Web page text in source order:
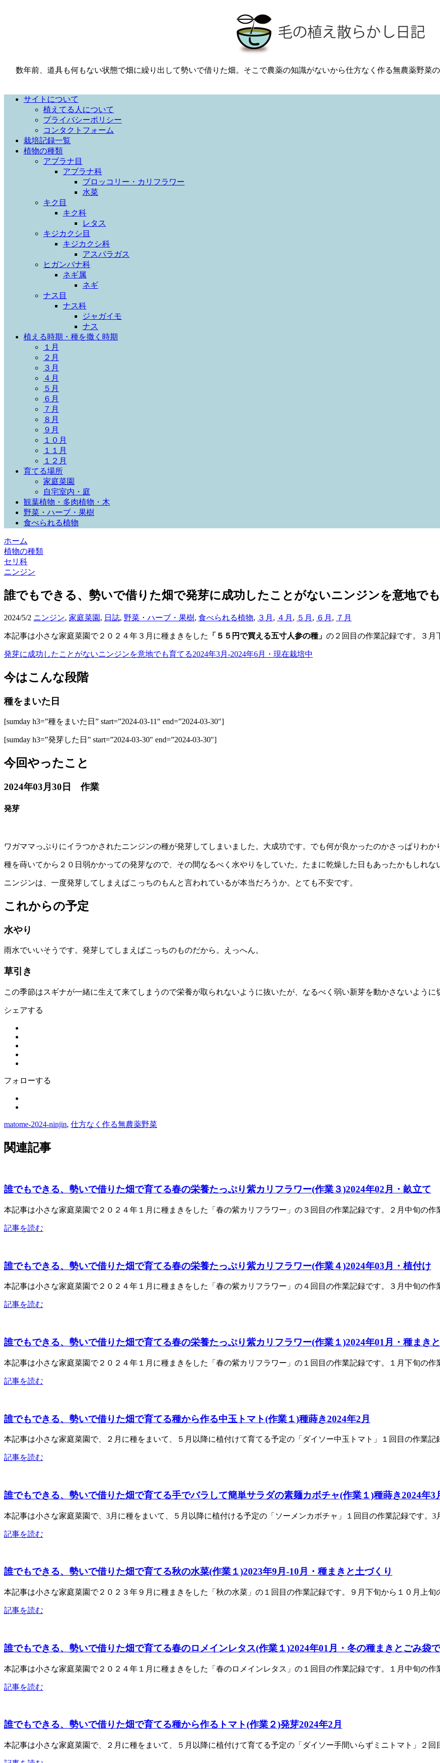
数年前、道具も何もない状態で畑に繰り出して勢いで借りた畑。そこで農薬の知識がないから仕方なく作る無農薬野菜
サイトについて
植えてる人について
プライバシーポリシー
コンタクトフォーム
栽培記録一覧
植物の種類
アブラナ目
アブラナ科
ブロッコリー・カリフラワー
水菜
キク目
キク科
レタス
キジカクシ目
キジカクシ科
アスパラガス
ヒガンバナ科
ネギ属
ネギ
ナス目
ナス科
ジャガイモ
ナス
植える時期・種を撒く時期
１月
２月
３月
４月
５月
６月
７月
８月
９月
１０月
１１月
１２月
育てる場所
家庭菜園
自宅室内・庭
観葉植物・多肉植物・木
野菜・ハーブ・果樹
食べられる植物
ホーム
植物の種類
セリ科
ニンジン
誰でもできる、勢いで借りた畑で発芽に成功したことがないニンジンを意地で
2024/5/2 ニンジン, 家庭菜園 , 日誌, 野菜・ハーブ・果樹, 食べられる植物, ３月 , ４月 , ５月 , ６月 , ７月
本記事は小さな家庭菜園で２０２４年３月に種まきをした 「５５円で買える五寸人参の種」 の２回目の作業記録です。３月
発芽に成功したことがないニンジンを意地でも育てる2024年3月-2024年6月・現在栽培中
今はこんな段階
種をまいた日
[sumday h3=”種をまいた日” start=”2024-03-11″ end=”2024-03-30″]
[sumday h3=”発芽した日” start=”2024-03-30″ end=”2024-03-30″]
今回やったこと
2024年03月30日 作業
発芽
ワガママっぷりにイラつかされたニンジンの種が発芽してしまいました。大成功です。でも何が良かったのかさっぱりわか
種を蒔いてから２０日弱かかっての発芽なので、その間なるべく水やりをしていた。たまに乾燥した日もあったかもしれな
ニンジンは、一度発芽してしまえばこっちのもんと言われているが本当だろうか。とても不安です。
これからの予定
水やり
雨水でいいそうです。発芽してしまえばこっちのものだから。えっへん。
草引き
この季節はスギナが一緒に生えて来てしまうので栄養が取られないように抜いたが、なるべく弱い新芽を動かさないように
シェアする
フォローする
matome-2024-ninjin, 仕方なく作る無農薬野菜
関連記事
誰でもできる、勢いで借りた畑で育てる春の栄養たっぷり紫カリフラワー(作業３)2024年02月・畝立て
本記事は小さな家庭菜園で２０２４年１月に種まきをした「春の紫カリフラワー」の３回目の作業記録です。２月中旬の作
記事を読む
誰でもできる、勢いで借りた畑で育てる春の栄養たっぷり紫カリフラワー(作業４)2024年03月・植付け
本記事は小さな家庭菜園で２０２４年１月に種まきをした「春の紫カリフラワー」の４回目の作業記録です。３月中旬の作
記事を読む
誰でもできる、勢いで借りた畑で育てる春の栄養たっぷり紫カリフラワー(作業１)2024年01月・種まき
本記事は小さな家庭菜園で２０２４年１月に種まきをした「春の紫カリフラワー」の１回目の作業記録です。１月下旬の作
記事を読む
誰でもできる、勢いで借りた畑で育てる種から作る中玉トマト(作業１)種蒔き2024年2月
本記事は小さな家庭菜園で、２月に種をまいて、５月以降に植付けて育てる予定の「ダイソー中玉トマト」１回目の作業記
記事を読む
誰でもできる、勢いで借りた畑で育てる手でバラして簡単サラダの素麺カボチャ(作業１)種蒔き2024年3
本記事は小さな家庭菜園で、3月に種をまいて、５月以降に植付ける予定の「ソーメンカボチャ」１回目の作業記録です。3
記事を読む
誰でもできる、勢いで借りた畑で育てる秋の水菜(作業１)2023年9月-10月・種まきと土づくり
本記事は小さな家庭菜園で２０２３年９月に種まきをした「秋の水菜」の１回目の作業記録です。９月下旬から１０月上旬
記事を読む
誰でもできる、勢いで借りた畑で育てる春のロメインレタス(作業１)2024年01月・冬の種まきとごみ袋
本記事は小さな家庭菜園で２０２４年１月に種まきをした「春のロメインレタス」の１回目の作業記録です。１月中旬の作
記事を読む
誰でもできる、勢いで借りた畑で育てる種から作るトマト(作業２)発芽2024年2月
本記事は小さな家庭菜園で、２月に種をまいて、５月以降に植付けて育てる予定の「ダイソー手間いらずミニトマト」２回